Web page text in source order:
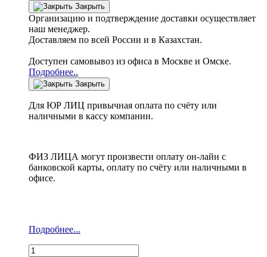
Закрыть
Организацию и подтверждение доставки осуществляет
наш менеджер.
Доставляем по всей России и в Казахстан.
Доступен самовывоз из офиса в Москве и Омске.
Подробнее..
Закрыть
Для ЮР ЛИЦ привычная оплата по счёту или
наличными в кассу компании.
ФИЗ ЛИЦА могут произвести оплату он-лайн с
банковской карты, оплату по счёту или наличными в
офисе.
Подробнее...